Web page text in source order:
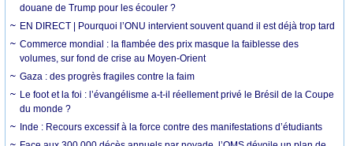
douane de Trump pour les écouler ?
EN DIRECT | Pourquoi l’ONU intervient souvent quand il est déjà trop tard
Commerce mondial : la flambée des prix masque la faiblesse des
volumes, sur fond de crise au Moyen-Orient
Gaza : des progrès fragiles contre la faim
Le foot et la foi : l’évangélisme a-t-il réellement privé le Brésil de la Coupe
du monde ?
Inde : Recours excessif à la force contre des manifestations d’étudiants